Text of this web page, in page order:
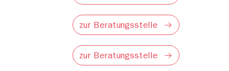
zur Beratungsstelle
zur Beratungsstelle